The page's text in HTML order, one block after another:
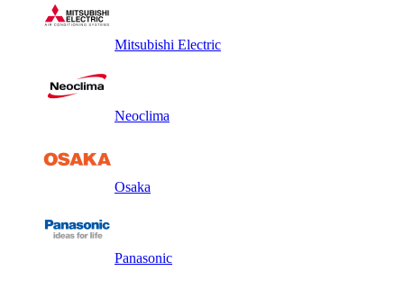
Mitsubishi Electric
Neoclima
Osaka
Panasonic